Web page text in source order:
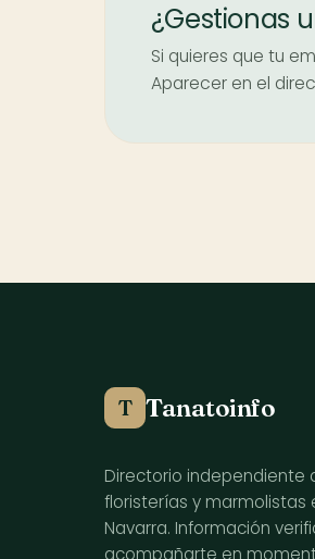
¿Gestionas
Si quieres que tu
Aparecer en el
T Tanatoinfo
Directorio independiente
floristerías y marmolistas
Navarra. Información
acompañarte en